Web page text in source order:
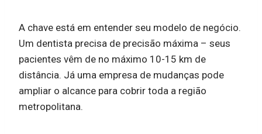
A chave está em entender seu modelo de negócio.
Um dentista precisa de precisão máxima – seus
pacientes vêm de no máximo 10-15 km de
distância. Já uma empresa de mudanças pode
ampliar o alcance para cobrir toda a região
metropolitana.